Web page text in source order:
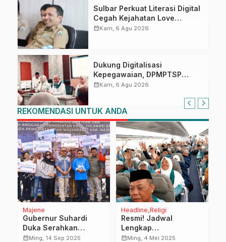
Sulbar Perkuat Literasi Digital
Cegah Kejahatan Love
Scamming
calendar_monthKam, 6 Agu 2026
Dukung Digitalisasi
Kepegawaian, DPMPTSP
Sulbar Siap Terapkan Aplikasi
calendar_monthKam, 6 Agu 2026
REKOMENDASI UNTUK ANDA
Majene
Gubernur Suhardi
Duka Serahkan
Bantuan Rp1,23 Miliar
calendar_monthMing, 14 Sep 2025
Headline Religi
Resmi! Jadwal
Lengkap
Pemberangkatan Haji
calendar_monthMing, 4 Mei 2025